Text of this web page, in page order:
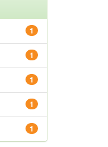
1
1
1
1
1